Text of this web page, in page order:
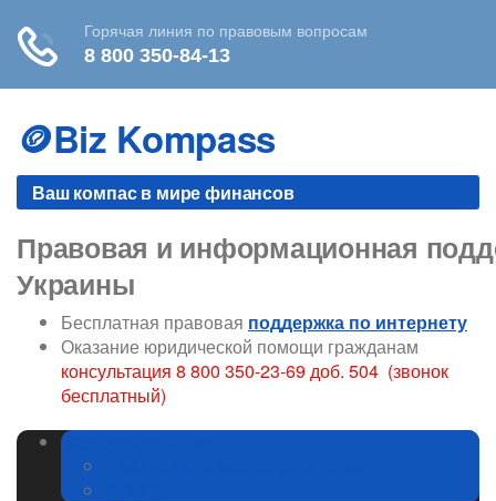
content
🪙Biz Kompass
Ваш компас в мире финансов
Правовая и информационная
Украины
Бесплатная правовая поддержка по интернету
Оказание юридической помощи гражданам
консультация 8 800 350-23-69 доб. 504 (звонок
бесплатный)
Законодательство